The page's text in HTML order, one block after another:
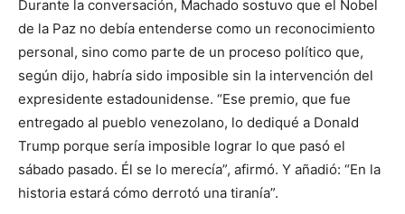
Durante la conversación, Machado sostuvo que el Nobel
de la Paz no debía entenderse como un reconocimiento
personal, sino como parte de un proceso político que,
según dijo, habría sido imposible sin la intervención del
expresidente estadounidense. “Ese premio, que fue
entregado al pueblo venezolano, lo dediqué a Donald
Trump porque sería imposible lograr lo que pasó el
sábado pasado. Él se lo merecía”, afirmó. Y añadió: “En la
historia estará cómo derrotó una tiranía”.